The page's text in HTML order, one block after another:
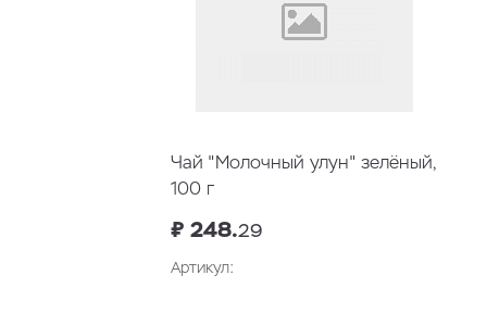
Чай "Молочный улун" зелёный,
100 г
₽ 248.29
Артикул: